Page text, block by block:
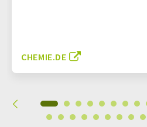
CHEMIE.DE